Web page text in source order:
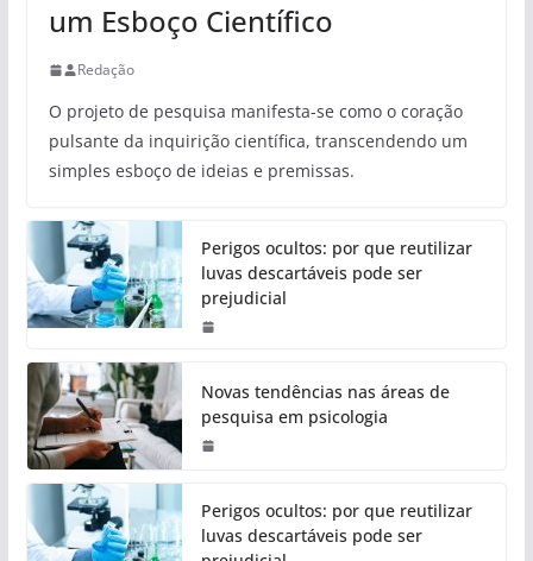
um Esboço Científico
Redação
O projeto de pesquisa manifesta-se como o coração
pulsante da inquirição científica, transcendendo um
simples esboço de ideias e premissas.
Perigos ocultos: por que reutilizar
luvas descartáveis pode ser
prejudicial
Novas tendências nas áreas de
pesquisa em psicologia
Perigos ocultos: por que reutilizar
luvas descartáveis pode ser